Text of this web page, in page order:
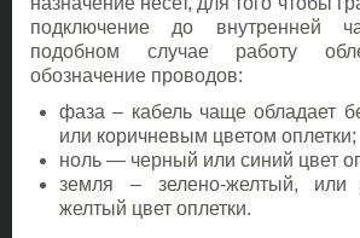
подключение до внутренней
подобном случае работу
обозначение проводов:
фаза – кабель чаще обладает
или коричневым цветом оплетки;
ноль — черный или синий цвет
земля – зелено-желтый, или
желтый цвет оплетки.